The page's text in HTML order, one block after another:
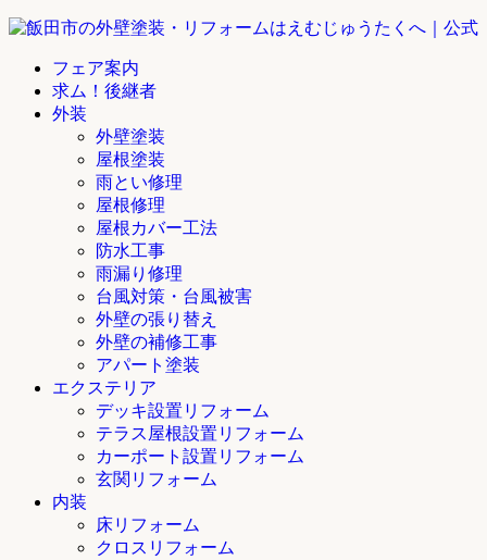
フェア案内
求ム！後継者
外装
外壁塗装
屋根塗装
雨とい修理
屋根修理
屋根カバー工法
防水工事
雨漏り修理
台風対策・台風被害
外壁の張り替え
外壁の補修工事
アパート塗装
エクステリア
デッキ設置リフォーム
テラス屋根設置リフォーム
カーポート設置リフォーム
玄関リフォーム
内装
床リフォーム
クロスリフォーム